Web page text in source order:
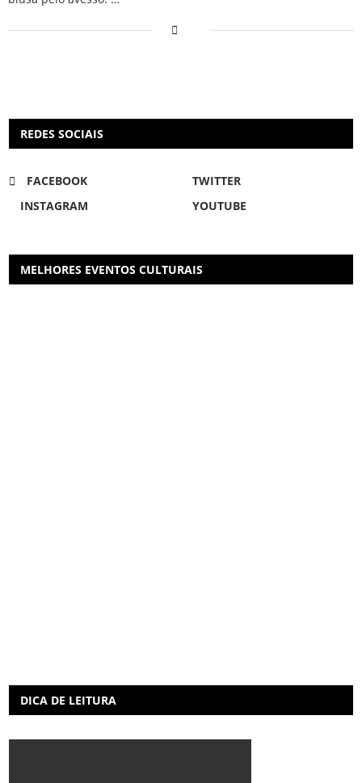
REDES SOCIAIS
FACEBOOK
TWITTER
INSTAGRAM
YOUTUBE
MELHORES EVENTOS CULTURAIS
DICA DE LEITURA